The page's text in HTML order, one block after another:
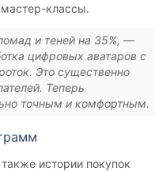
классы.
и теней на 35%, —
цифровых аватаров с
Это существенно
Теперь
точным и комфортным.
истории покупок